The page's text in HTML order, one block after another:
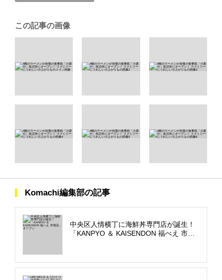
この記事の画像
Komachi編集部の記事
中央区人情横丁に海鮮丼専門店が誕生！
「KANPYO ＆ KAISENDON 福べえ 市場